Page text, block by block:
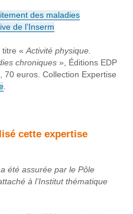
des maladies
de l’Inserm
titre «Activité physique.
chroniques », Éditions EDP
70 euros. Collection Expertise
cette expertise
été assurée par le Pôle
à l’Institut thématique